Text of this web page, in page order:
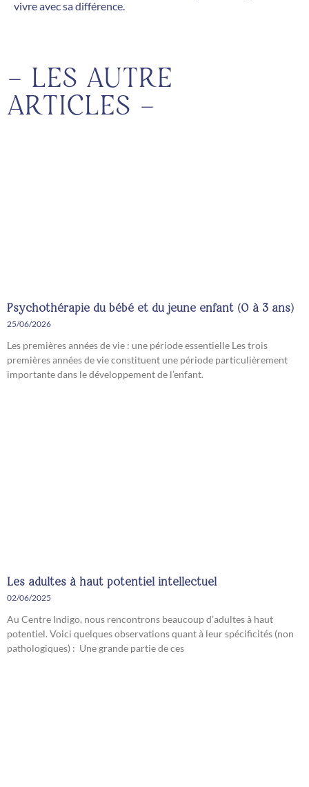
vivre avec sa différence.
– LES AUTRE
ARTICLES –
Psychothérapie du bébé et du jeune enfant (0 à 3 ans)
25/06/2026
Les premières années de vie : une période essentielle Les trois
premières années de vie constituent une période particulièrement
importante dans le développement de l’enfant.
Les adultes à haut potentiel intellectuel
02/06/2025
Au Centre Indigo, nous rencontrons beaucoup d’adultes à haut
potentiel. Voici quelques observations quant à leur spécificités (non
pathologiques) : Une grande partie de ces